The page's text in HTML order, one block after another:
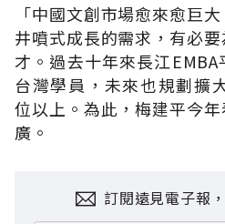
「中國文創市場愈來愈巨
井噴式成長的需求，有必
才。過去十年來長江
台灣學員，未來也規劃擴
位以上。為此，梅建平今
廣。
訂閱遠見電子報